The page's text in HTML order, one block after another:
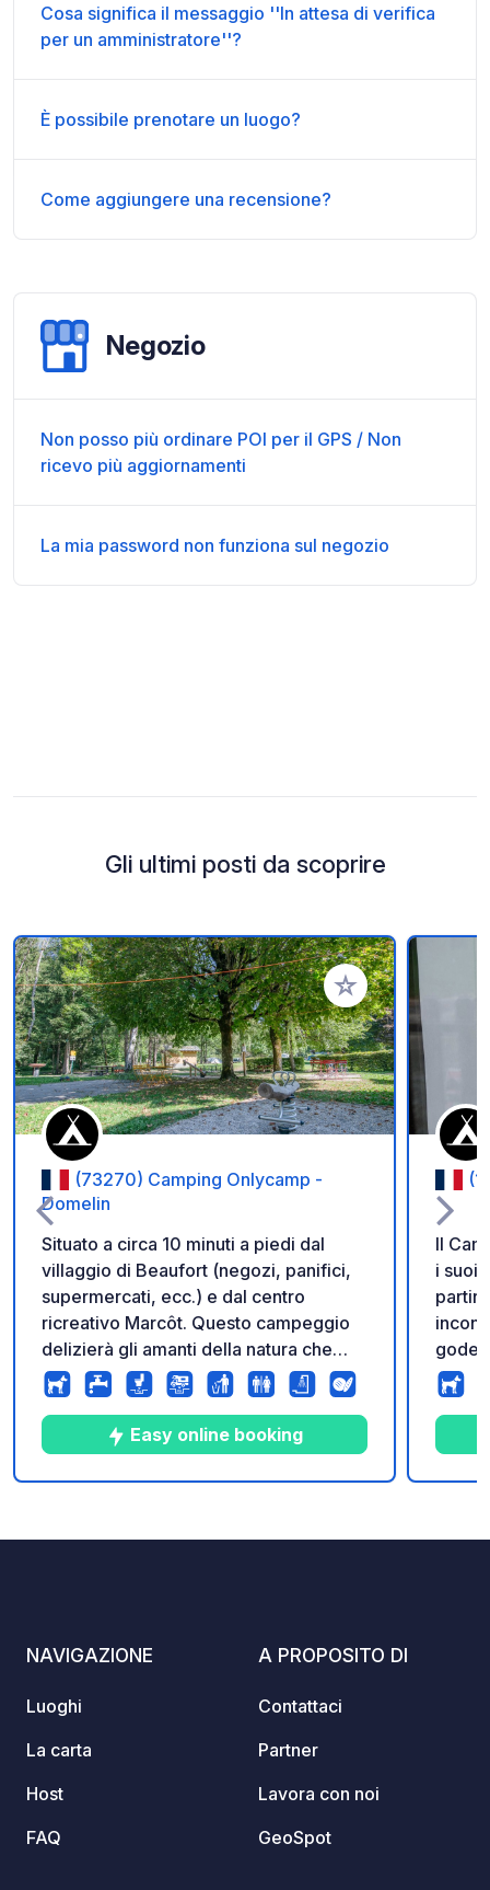
Cosa significa il messaggio ''In attesa di verifica
per un amministratore''?
È possibile prenotare un luogo?
Come aggiungere una recensione?
Negozio
Non posso più ordinare POI per il GPS / Non
ricevo più aggiornamenti
La mia password non funziona sul negozio
Gli ultimi posti da scoprire
Aggiungi ai tuoi
(73270) Camping Onlycamp -
Domelin
Situato a circa 10 minuti a piedi dal
villaggio di Beaufort (negozi, panifici,
supermercati, ecc.) e dal centro
ricreativo Marcôt. Questo campeggio
delizierà gli amanti della natura che
cercano un'oasi di pace che rispetti la
natura. Il luogo ideale per rilassarsi in
tutta serenità, lontano da ogni stress...
Easy online booking
Il
i suoi
rive
NAVIGAZIONE
Luoghi
La carta
Host
FAQ
A PROPOSITO DI
Contattaci
Partner
Lavora con noi
GeoSpot